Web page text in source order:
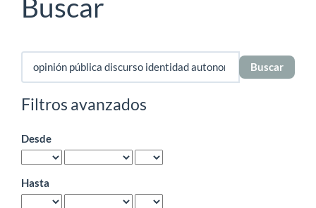
Buscar
Buscar
artículos
por
Filtros avanzados
Desde
Hasta